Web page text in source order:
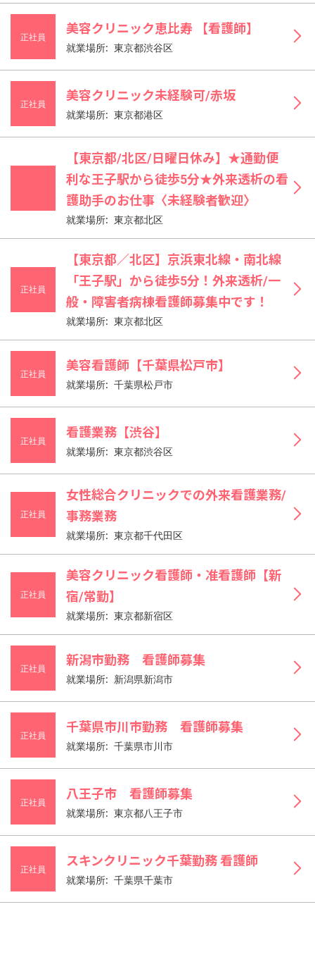
正社員
美容クリニック恵比寿 【看護師】
就業場所: 東京都渋谷区
正社員
美容クリニック未経験可/赤坂
就業場所: 東京都港区
【東京都/北区/日曜日休み】★通勤便
利な王子駅から徒歩5分★外来透析の看
護助手のお仕事〈未経験者歓迎〉
就業場所: 東京都北区
正社員
【東京都／北区】京浜東北線・南北線
「王子駅」から徒歩5分！外来透析/一
般・障害者病棟看護師募集中です！
就業場所: 東京都北区
正社員
美容看護師【千葉県松戸市】
就業場所: 千葉県松戸市
正社員
看護業務【渋谷】
就業場所: 東京都渋谷区
正社員
女性総合クリニックでの外来看護業務/
事務業務
就業場所: 東京都千代田区
正社員
美容クリニック看護師・准看護師【新
宿/常勤】
就業場所: 東京都新宿区
正社員
新潟市勤務 看護師募集
就業場所: 新潟県新潟市
正社員
千葉県市川市勤務 看護師募集
就業場所: 千葉県市川市
正社員
八王子市 看護師募集
就業場所: 東京都八王子市
正社員
スキンクリニック千葉勤務 看護師
就業場所: 千葉県千葉市